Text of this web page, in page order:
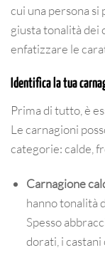
cui una persona si
giusta tonalità dei
enfatizzare le
Identifica la tua
Prima di tutto, è
Le carnagioni
categorie: calde,
Carnagione
hanno tonalità
Spesso
dorati, i castani